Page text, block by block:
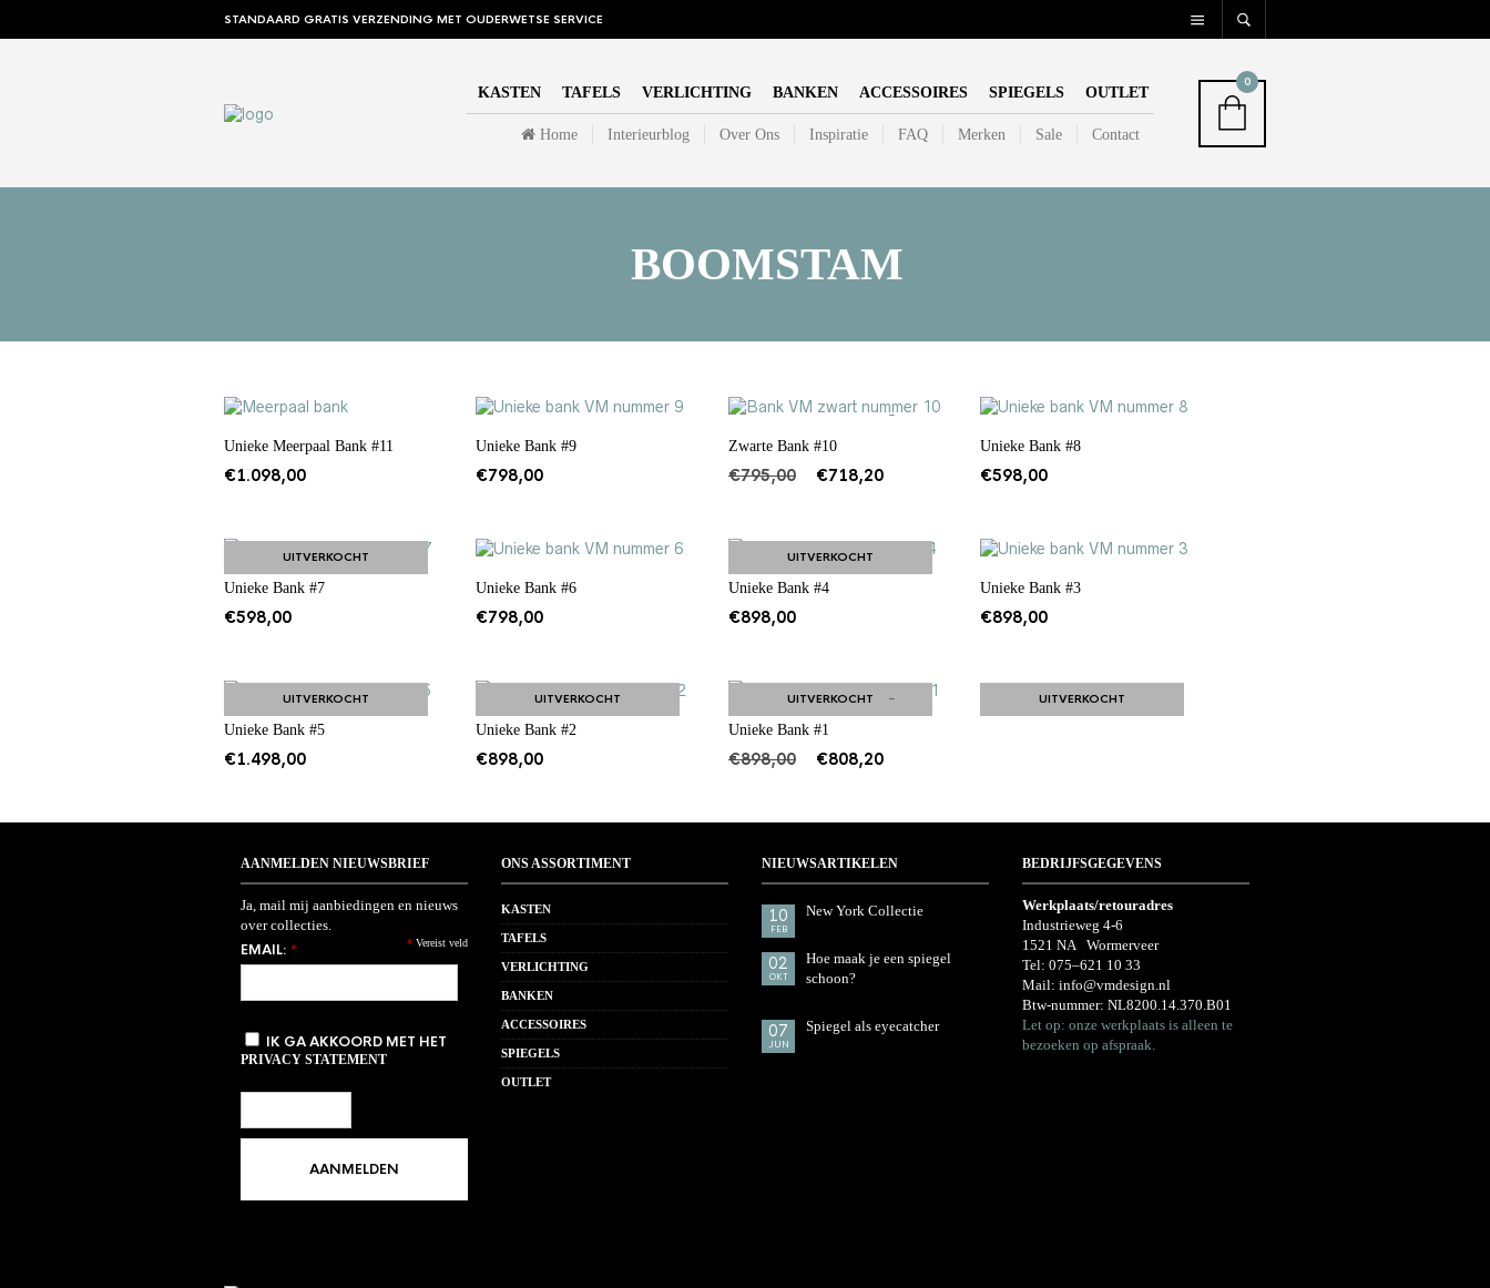
STANDAARD GRATIS VERZENDING MET OUDERWETSE SERVICE
KASTEN TAFELS VERLICHTING BANKEN ACCESSOIRES SPIEGELS OUTLET
Home Interieurblog Over Ons Inspiratie FAQ Merken Sale Contact
0
BOOMSTAM
UITVERKOCHT
Unieke Meerpaal Bank #11
€1.098,00
Unieke Bank #9
€798,00
UITVERKOCHT
Zwarte Bank #10
€795,00
Oorspronkelijke
€795,00.
€718,20
€718,20.
Unieke Bank #8
€598,00
UITVERKOCHT
Unieke Bank #7
€598,00
UITVERKOCHT
Unieke Bank #6
€798,00
UITVERKOCHT
Unieke Bank #4
€898,00
UITVERKOCHT
Unieke Bank #3
€898,00
Unieke Bank #5
€1.498,00
Unieke Bank #2
€898,00
Unieke Bank #1
€898,00
Oorspronkelijke
€898,00.
€808,20
€808,20.
AANMELDEN NIEUWSBRIEF
Ja, mail mij aanbiedingen en nieuws
over collecties.
* Vereist veld
EMAIL: *
IK GA AKKOORD MET HET
PRIVACY STATEMENT
ONS ASSORTIMENT
KASTEN
TAFELS
VERLICHTING
BANKEN
ACCESSOIRES
SPIEGELS
OUTLET
NIEUWSARTIKELEN
10
FEB
New York Collectie
02
OKT
Hoe maak je een spiegel
schoon?
07
JUN
Spiegel als eyecatcher
BEDRIJFSGEGEVENS
Werkplaats/retouradres
Industrieweg 4-6
1521 NA Wormerveer
Tel: 075–621 10 33
Mail: info@vmdesign.nl
Btw-nummer: NL8200.14.370.B01
Let op: onze werkplaats is alleen te
bezoeken op afspraak.